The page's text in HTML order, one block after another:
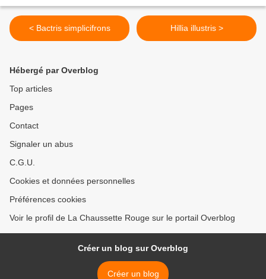
< Bactris simplicifrons Hillia illustris >
Hébergé par Overblog
Top articles
Pages
Contact
Signaler un abus
C.G.U.
Cookies et données personnelles
Préférences cookies
Voir le profil de La Chaussette Rouge sur le portail Overblog
Créer un blog sur Overblog
Créer un blog